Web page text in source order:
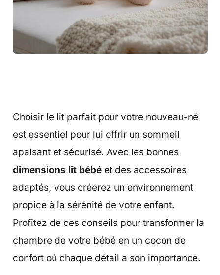
Choisir le lit parfait pour votre nouveau-né
est essentiel pour lui offrir un sommeil
apaisant et sécurisé. Avec les bonnes
dimensions lit bébéet des accessoires
adaptés, vous créerez un environnement
propice à la sérénité de votre enfant.
Profitez de ces conseils pour transformer la
chambre de votre bébé en un cocon de
confort où chaque détail a son importance.